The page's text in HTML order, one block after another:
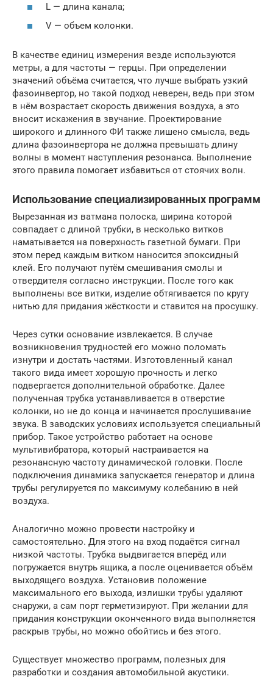
L — длина канала;
V — объем колонки.
В качестве единиц измерения везде используются
метры, а для частоты — герцы. При определении
значений объёма считается, что лучше выбрать узкий
фазоинвертор, но такой подход неверен, ведь при этом
в нём возрастает скорость движения воздуха, а это
вносит искажения в звучание. Проектирование
широкого и длинного ФИ также лишено смысла, ведь
длина фазоинвертора не должна превышать длину
волны в момент наступления резонанса. Выполнение
этого правила помогает избавиться от стоячих волн.
Использование специализированных программ
Вырезанная из ватмана полоска, ширина которой
совпадает с длиной трубки, в несколько витков
наматывается на поверхность газетной бумаги. При
этом перед каждым витком наносится эпоксидный
клей. Его получают путём смешивания смолы и
отвердителя согласно инструкции. После того как
выполнены все витки, изделие обтягивается по кругу
нитью для придания жёсткости и ставится на просушку.
Через сутки основание извлекается. В случае
возникновения трудностей его можно поломать
изнутри и достать частями. Изготовленный канал
такого вида имеет хорошую прочность и легко
подвергается дополнительной обработке. Далее
полученная трубка устанавливается в отверстие
колонки, но не до конца и начинается прослушивание
звука. В заводских условиях используется специальный
прибор. Такое устройство работает на основе
мультивибратора, который настраивается на
резонансную частоту динамической головки. После
подключения динамика запускается генератор и длина
трубы регулируется по максимуму колебанию в ней
воздуха.
Аналогично можно провести настройку и
самостоятельно. Для этого на вход подаётся сигнал
низкой частоты. Трубка выдвигается вперёд или
погружается внутрь ящика, а после оценивается объём
выходящего воздуха. Установив положение
максимального его выхода, излишки трубы удаляют
снаружи, а сам порт герметизируют. При желании для
придания конструкции оконченного вида выполняется
раскрыв трубы, но можно обойтись и без этого.
Существует множество программ, полезных для
разработки и создания автомобильной акустики.